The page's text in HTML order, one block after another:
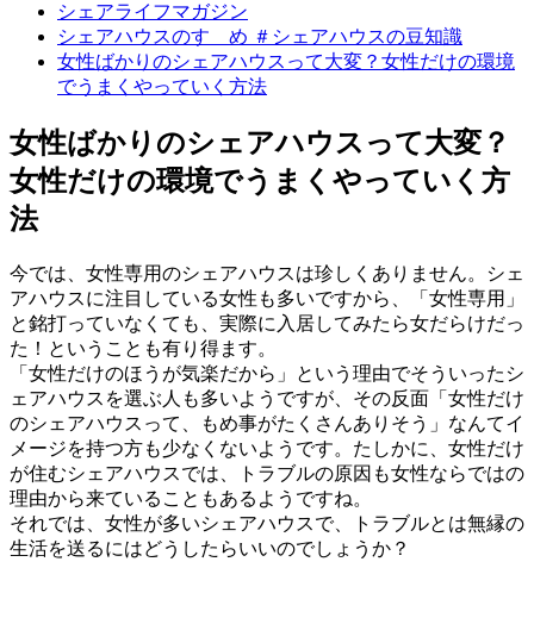
シェアライフマガジン
シェアハウスのすゝめ ＃シェアハウスの豆知識
女性ばかりのシェアハウスって大変？女性だけの環境
でうまくやっていく方法
女性ばかりのシェアハウスって大変？
女性だけの環境でうまくやっていく方
法
今では、女性専用のシェアハウスは珍しくありません。シェ
アハウスに注目している女性も多いですから、「女性専用」
と銘打っていなくても、実際に入居してみたら女だらけだっ
た！ということも有り得ます。
「女性だけのほうが気楽だから」という理由でそういったシ
ェアハウスを選ぶ人も多いようですが、その反面「女性だけ
のシェアハウスって、もめ事がたくさんありそう」なんてイ
メージを持つ方も少なくないようです。たしかに、女性だけ
が住むシェアハウスでは、トラブルの原因も女性ならではの
理由から来ていることもあるようですね。
それでは、女性が多いシェアハウスで、トラブルとは無縁の
生活を送るにはどうしたらいいのでしょうか？